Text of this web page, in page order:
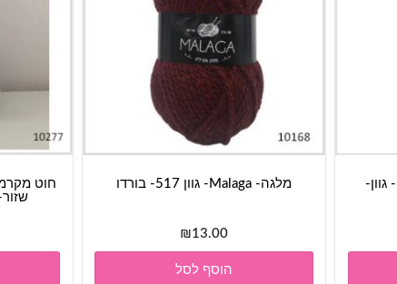
שזור- 2 מ"מ- 4- אפור
מלגה- Malaga- גוון 517- בורדו
₪13.00
הוסף לסל
דולפין בייבי- Dolphin baby- גוון-